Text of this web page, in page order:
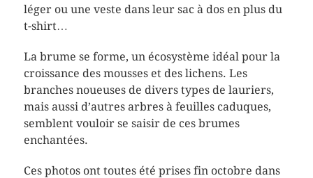
léger ou une veste dans leur sac à dos en plus du
t-shirt…
La brume se forme, un écosystème idéal pour la
croissance des mousses et des lichens. Les
branches noueuses de divers types de lauriers,
mais aussi d’autres arbres à feuilles caduques,
semblent vouloir se saisir de ces brumes
enchantées.
Ces photos ont toutes été prises fin octobre dans